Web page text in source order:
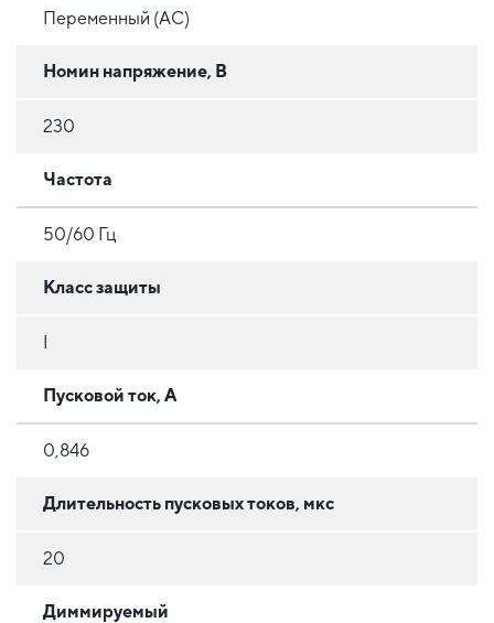
Переменный (AC)
Номин напряжение, В
230
Частота
50/60 Гц
Класс защиты
I
Пусковой ток, А
0,846
Длительность пусковых токов, мкс
20
Диммируемый